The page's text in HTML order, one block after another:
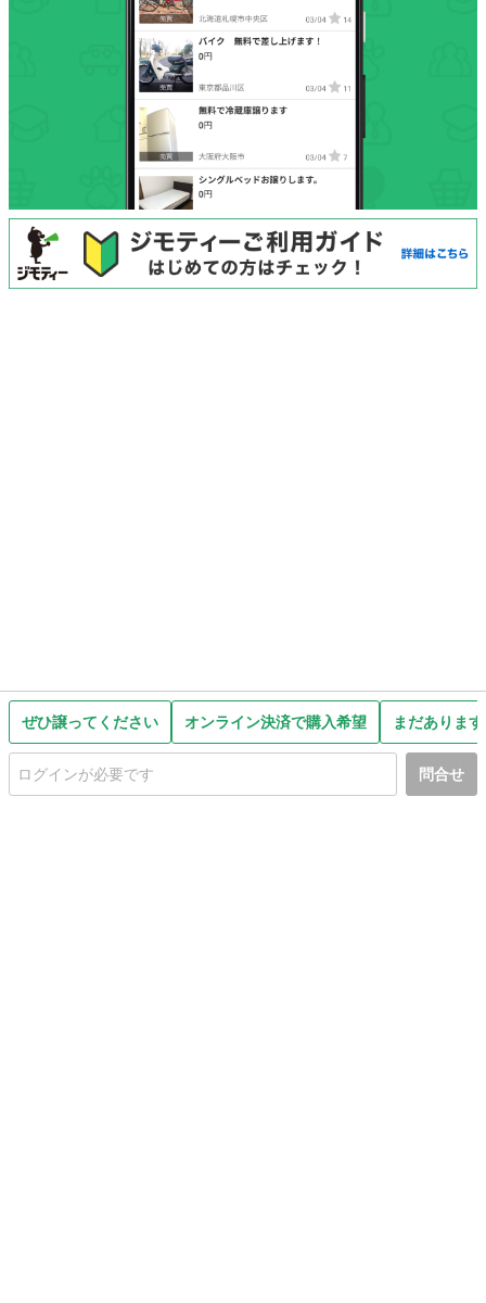
ぜひ譲ってください オンライン決済で購入希望 まだありま
問合せ